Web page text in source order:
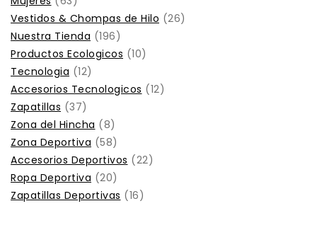
Vestidos & Chompas de Hilo
26
Nuestra Tienda
196
Productos Ecologicos
10
Tecnologia
12
Accesorios Tecnologicos
12
Zapatillas
37
Zona del Hincha
8
Zona Deportiva
58
Accesorios Deportivos
22
Ropa Deportiva
20
Zapatillas Deportivas
16